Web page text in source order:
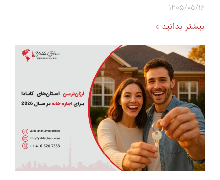
1405/05/16
بیشتر بدانید »